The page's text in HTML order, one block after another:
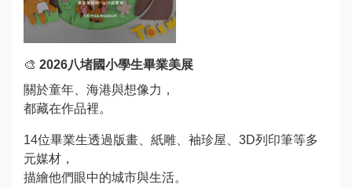
🎨 2026八堵國小學生畢業美展
關於童年、海港與想像力，
都藏在作品裡。
14位畢業生透過版畫、紙雕、袖珍屋、3D列印筆等多
元媒材，
描繪他們眼中的城市與生活。